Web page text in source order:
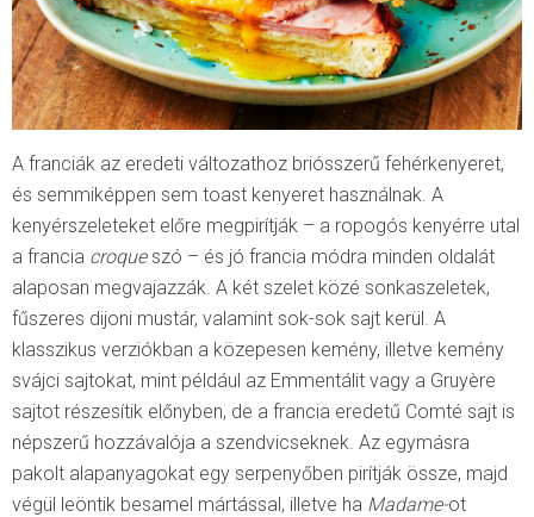
A franciák az eredeti változathoz briósszerű fehérkenyeret,
és semmiképpen sem toast kenyeret használnak. A
kenyérszeleteket előre megpirítják – a ropogós kenyérre utal
a francia croqueszó – és jó francia módra minden oldalát
alaposan megvajazzák. A két szelet közé sonkaszeletek,
fűszeres dijoni mustár, valamint sok-sok sajt kerül. A
klasszikus verziókban a közepesen kemény, illetve kemény
svájci sajtokat, mint például az Emmentálit vagy a Gruyère
sajtot részesítik előnyben, de a francia eredetű Comté sajt is
népszerű hozzávalója a szendvicseknek. Az egymásra
pakolt alapanyagokat egy serpenyőben pirítják össze, majd
végül leöntik besamel mártással, illetve ha Madame-ot